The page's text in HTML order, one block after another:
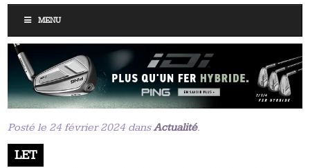
MENU
Posté le 24 février 2024 dansActualité.
LET